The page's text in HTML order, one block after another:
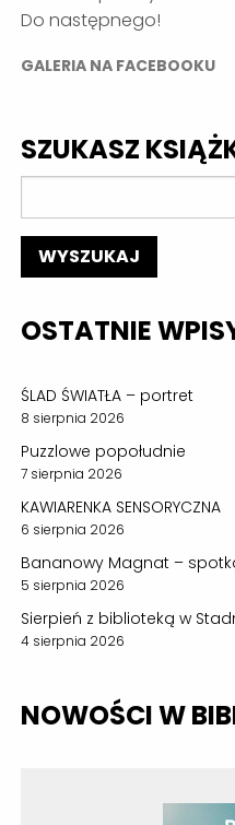
Do następnego!
GALERIA NA FACEBOOKU
SZUKASZ
OSTATNIE
ŚLAD ŚWIATŁA – portret
8 sierpnia 2026
Puzzlowe popołudnie
7 sierpnia 2026
KAWIARENKA SENSORYCZNA
6 sierpnia 2026
Bananowy Magnat –
5 sierpnia 2026
Sierpień z biblioteką w
4 sierpnia 2026
NOWOŚCI W